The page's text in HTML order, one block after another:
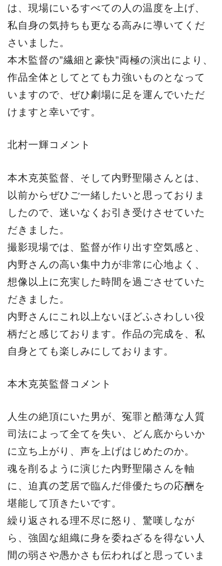
は、現場にいるすべての人の温度を上げ、
私自身の気持ちも更なる高みに導いてくだ
さいました。
本木監督の”繊細と豪快”両極の演出により、
作品全体としてとても力強いものとなって
いますので、ぜひ劇場に足を運んでいただ
けますと幸いです。
北村一輝コメント
本木克英監督、そして内野聖陽さんとは、
以前からぜひご一緒したいと思っておりま
したので、迷いなくお引き受けさせていた
だきました。
撮影現場では、監督が作り出す空気感と、
内野さんの高い集中力が非常に心地よく、
想像以上に充実した時間を過ごさせていた
だきました。
内野さんにこれ以上ないほどふさわしい役
柄だと感じております。作品の完成を、私
自身とても楽しみにしております。
本木克英監督コメント
人生の絶頂にいた男が、冤罪と酷薄な人質
司法によって全てを失い、どん底からいか
に立ち上がり、声を上げはじめたのか。
魂を削るように演じた内野聖陽さんを軸
に、迫真の芝居で臨んだ俳優たちの応酬を
堪能して頂きたいです。
繰り返される理不尽に怒り、驚嘆しなが
ら、強固な組織に身を委ねざるを得ない人
間の弱さや愚かさも伝わればと思っていま